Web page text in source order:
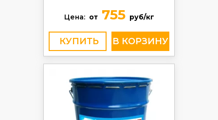
Цена: от755 руб/кг
КУПИТЬ